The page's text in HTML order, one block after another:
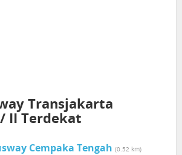
Transjakarta
II Terdekat
Cempaka Tengah (0.52 km)